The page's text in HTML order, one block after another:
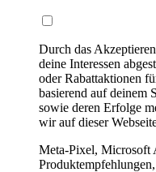
Durch das
deine Interessen
oder Rabattaktionen
basierend auf deinem
sowie deren Erfolge
wir auf dieser
Meta-Pixel, Microsoft